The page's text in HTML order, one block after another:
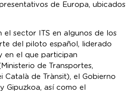
de Europa, ubicados
sector ITS en algunos de los
del piloto español, liderado
en el que participan
de Transportes,
Català de Trànsit), el Gobierno
Gipuzkoa, así como el